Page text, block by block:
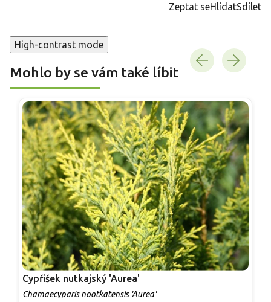
Zeptat seHlídatSdílet
High-contrast mode
Mohlo by se vám také líbit
Cypřišek nutkajský 'Aurea'
Chamaecyparis nootkatensis 'Aurea'